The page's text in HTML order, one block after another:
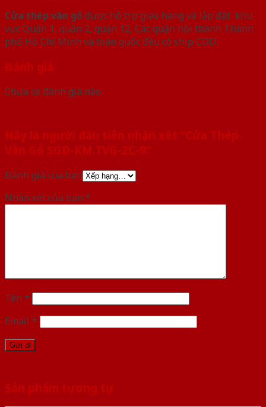
Cửa thép vân gỗ được hỗ trợ giao hàng và lắp đặt khu
vực Quận 1, quận 2, quận 12, Các quận nội thành Thành
phố Hồ Chí Minh và toàn quốc đều có ship COD.
Đánh giá
Chưa có đánh giá nào.
Hãy là người đầu tiên nhận xét “Cửa Thép
Vân Gỗ SGD-KM.TVG-2C-9”
Đánh giá của bạn
Nhận xét của bạn *
Tên *
Email *
Sản phẩm tương tự